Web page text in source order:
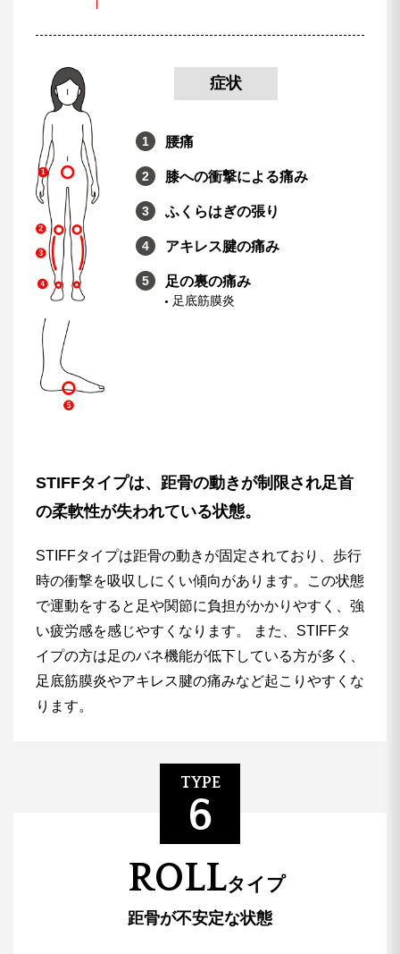
症状
腰痛
膝への衝撃による痛み
ふくらはぎの張り
アキレス腱の痛み
足の裏の痛み
足底筋膜炎
STIFFタイプは、距骨の動きが制限され足首
の柔軟性が失われている状態。
STIFFタイプは距骨の動きが固定されており、歩行
時の衝撃を吸収しにくい傾向があります。この状態
で運動をすると足や関節に負担がかかりやすく、強
い疲労感を感じやすくなります。
また、STIFFタ
イプの方は足のバネ機能が低下している方が多く、
足底筋膜炎やアキレス腱の痛みなど起こりやすくな
ります。
TYPE
6
ROLLタイプ
距骨が不安定な状態